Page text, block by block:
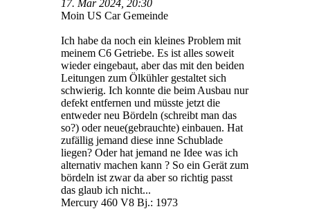
17. Mär 2024, 20:30
Moin US Car Gemeinde
Ich habe da noch ein kleines Problem mit
meinem C6 Getriebe. Es ist alles soweit
wieder eingebaut, aber das mit den beiden
Leitungen zum Ölkühler gestaltet sich
schwierig. Ich konnte die beim Ausbau nur
defekt entfernen und müsste jetzt die
entweder neu Bördeln (schreibt man das
so?) oder neue(gebrauchte) einbauen. Hat
zufällig jemand diese inne Schublade
liegen? Oder hat jemand ne Idee was ich
alternativ machen kann ? So ein Gerät zum
bördeln ist zwar da aber so richtig passt
das glaub ich nicht...
Mercury 460 V8 Bj.: 1973